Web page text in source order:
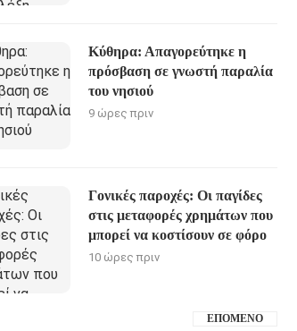
Κύθηρα: Απαγορεύτηκε η
πρόσβαση σε γνωστή παραλία
του νησιού
9 ώρες πριν
Γονικές παροχές: Οι παγίδες
στις μεταφορές χρημάτων που
μπορεί να κοστίσουν σε φόρο
10 ώρες πριν
ΕΠΌΜΕΝΟ